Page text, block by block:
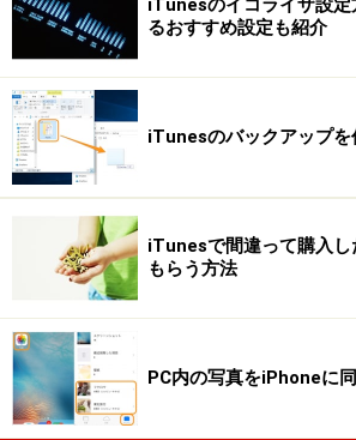
ピュータ：今日 xx:xx］と表示された
成の完了です。
この表示が出たらバックアップ作成完了
バックアップからデータを
買い替えでデータを移行したいなど、
ップからデータを移したいときは
元］をクリックします。
iTunesのイコライザ設
るおすすめ設定も紹介
iTunesのバックアップ
iTunesで間違って購入し
もらう方法
PC内の写真をiPhoneに